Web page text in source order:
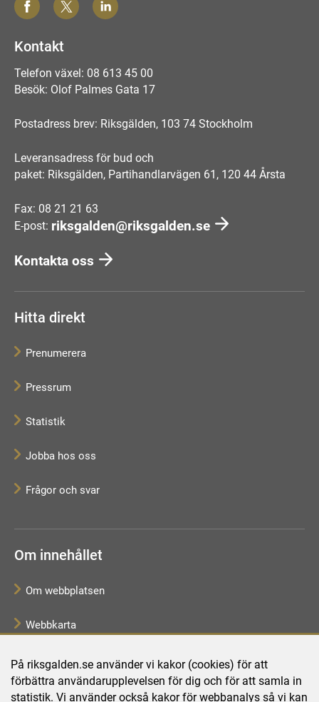
På riksgalden.se använder vi kakor (cookies) för att
förbättra användarupplevelsen för dig och för att samla in
statistik. Vi använder också kakor för webbanalys så vi kan
Kontakt
Telefon växel: 08 613 45 00
Besök: Olof Palmes Gata 17
Postadress brev: Riksgälden, 103 74 Stockholm
Leveransadress för bud och
paket: Riksgälden, Partihandlarvägen 61, 120 44 Årsta
Fax: 08 21 21 63
E-post: riksgalden@riksgalden.se
Kontakta oss
Hitta direkt
Prenumerera
Pressrum
Statistik
Jobba hos oss
Frågor och svar
Om innehållet
Om webbplatsen
Webbkarta
Tillgänglighetsredogörelse
Behandling av personuppgifter